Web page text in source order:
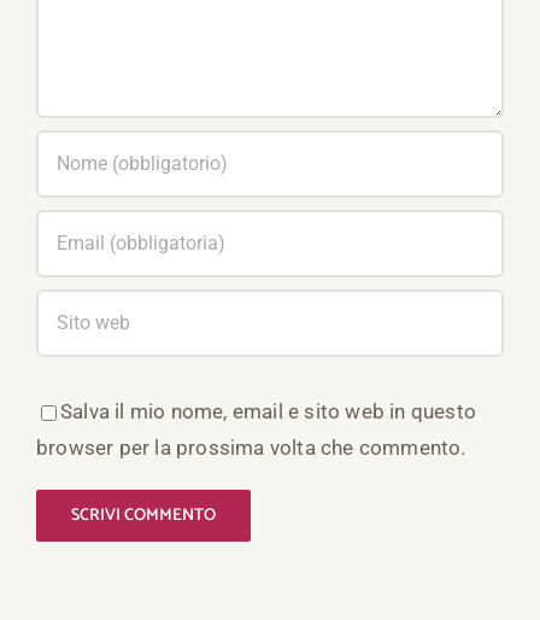
Salva il mio nome, email e sito web in questo
browser per la prossima volta che commento.